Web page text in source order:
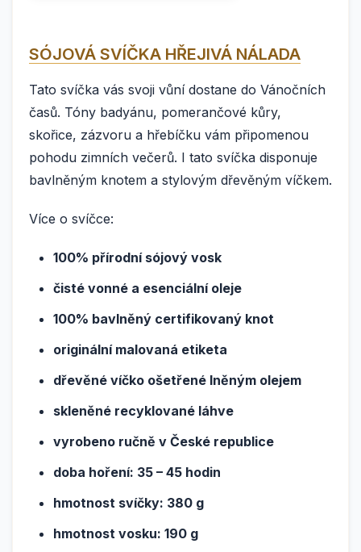
SÓJOVÁ SVÍČKA HŘEJIVÁ NÁLADA
Tato svíčka vás svoji vůní dostane do Vánočních
časů. Tóny badyánu, pomerančové kůry,
skořice, zázvoru a hřebíčku vám připomenou
pohodu zimních večerů. I tato svíčka disponuje
bavlněným knotem a stylovým dřevěným víčkem.
Více o svíčce:
100% přírodní sójový vosk
čisté vonné a esenciální oleje
100% bavlněný certifikovaný knot
originální malovaná etiketa
dřevěné víčko ošetřené lněným olejem
skleněné recyklované láhve
vyrobeno ručně v České republice
doba hoření: 35 – 45 hodin
hmotnost svíčky: 380 g
hmotnost vosku: 190 g